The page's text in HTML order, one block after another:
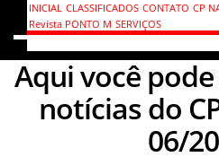
INICIAL CLASSIFICADOS CONTATO CP
Revista PONTO M SERVIÇOS
Aqui você
notícias do
06/